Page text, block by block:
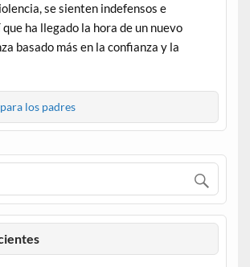
se sienten indefensos e
ha llegado la hora de un nuevo
basado más en la confianza y la
los padres